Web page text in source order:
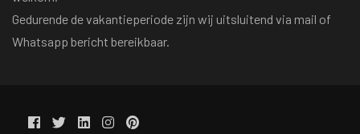
Gedurende de vakantieperiode zijn wij uitsluitend via mail of
Whatsapp bericht bereikbaar.